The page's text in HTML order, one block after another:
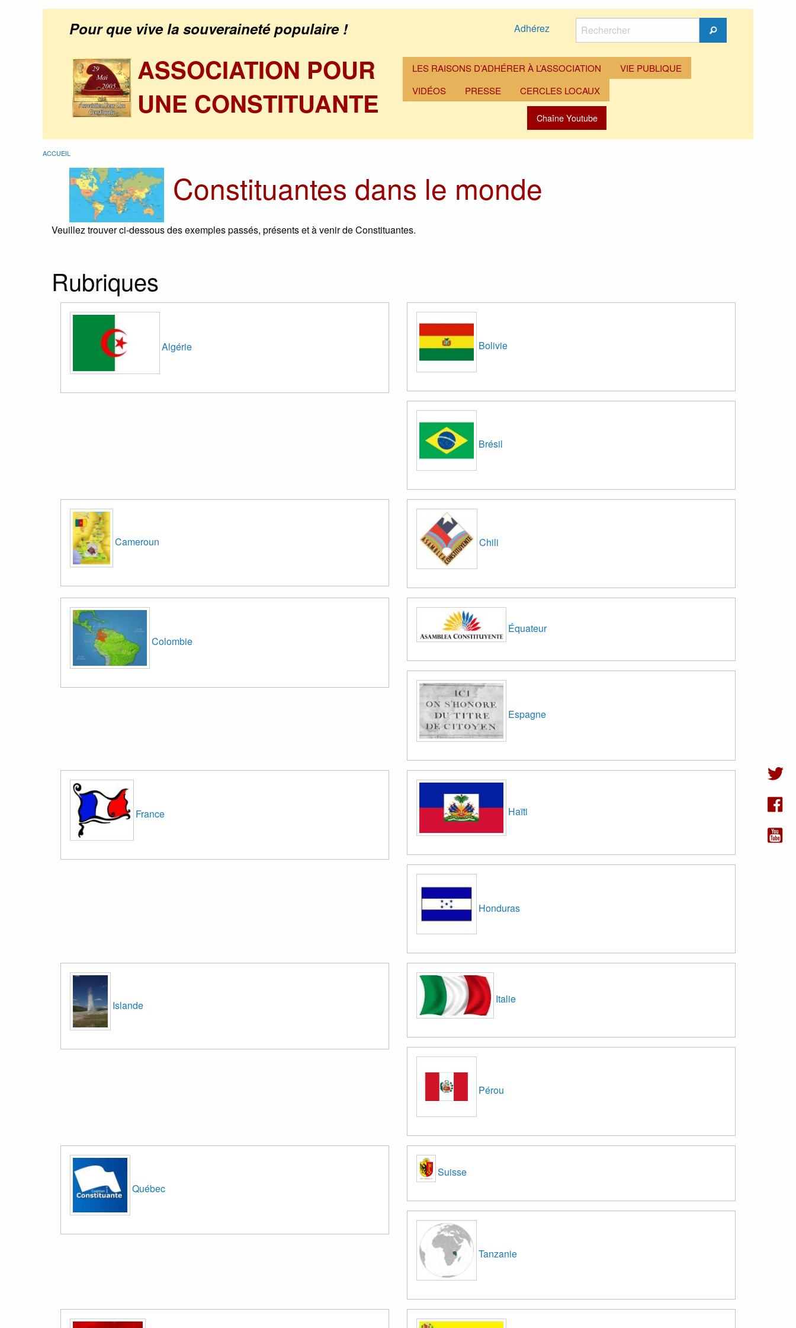
Pour que vive la souveraineté populaire ! Adhérez
Rechercher
Rechercher
ASSOCIATION POUR
UNE CONSTITUANTE
LES RAISONS D’ADHÉRER À L’ASSOCIATION
VIE PUBLIQUE
VIDÉOS
PRESSE CERCLES LOCAUX
Chaîne Youtube
ACCUEIL
Constituantes dans le monde
Veuillez trouver ci-dessous des exemples passés, présents et à venir de Constituantes.
Rubriques
Algérie Bolivie
Brésil
Cameroun Chili
Colombie
Équateur
Espagne
France Haïti
Honduras
Islande Italie
Pérou
Québec
Suisse
Tanzanie